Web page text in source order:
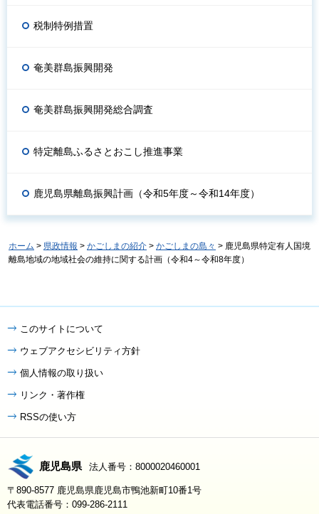
税制特例措置
奄美群島振興開発
奄美群島振興開発総合調査
特定離島ふるさとおこし推進事業
鹿児島県離島振興計画（令和5年度～令和14年度）
ホーム > 県政情報 > かごしまの紹介 > かごしまの島々 > 鹿児島県特定有人国境
離島地域の地域社会の維持に関する計画（令和4～令和8年度）
このサイトについて
ウェブアクセシビリティ方針
個人情報の取り扱い
リンク・著作権
RSSの使い方
鹿児島県 法人番号：8000020460001
〒890-8577 鹿児島県鹿児島市鴨池新町10番1号
代表電話番号：099-286-2111